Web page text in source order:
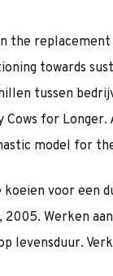
the
towards
tussen
Cows for
model for
koeien voor een
2005. Werken
levensduur.